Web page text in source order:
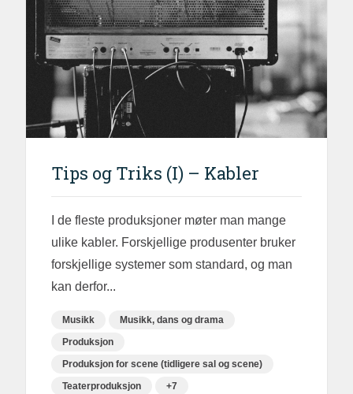
Tips og Triks (I) – Kabler
I de fleste produksjoner møter man mange
ulike kabler. Forskjellige produsenter bruker
forskjellige systemer som standard, og man
kan derfor...
Musikk
Musikk, dans og drama
Produksjon
Produksjon for scene (tidligere sal og scene)
Teaterproduksjon
+7